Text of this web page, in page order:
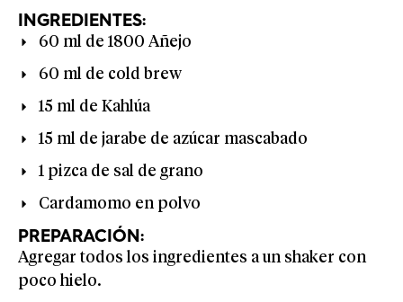
INGREDIENTES:
60 ml de 1800 Añejo
60 ml de cold brew
15 ml de Kahlúa
15 ml de jarabe de azúcar mascabado
1 pizca de sal de grano
Cardamomo en polvo
PREPARACIÓN:
Agregar todos los ingredientes a un shaker con
poco hielo.